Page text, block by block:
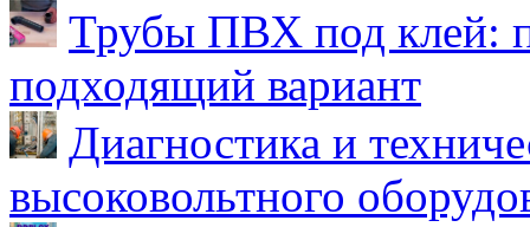
Трубы ПВХ под клей:
подходящий вариант
Диагностика и
высоковольтного